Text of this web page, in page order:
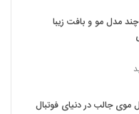
مدل مو و بافت زیبا
موی جالب در دنیای فوتبال